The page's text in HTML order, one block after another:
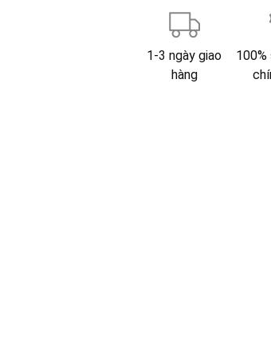
1-3 ngày giao
hàng
100%